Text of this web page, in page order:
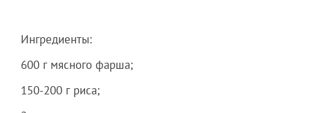
Ингредиенты:
600 г мясного фарша;
150-200 г риса;